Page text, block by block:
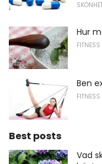
Hur
FITNESS
Ben
FITNESS
Best posts
Vad